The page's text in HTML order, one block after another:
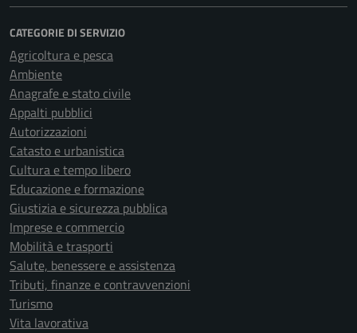
CATEGORIE DI SERVIZIO
Agricoltura e pesca
Ambiente
Anagrafe e stato civile
Appalti pubblici
Autorizzazioni
Catasto e urbanistica
Cultura e tempo libero
Educazione e formazione
Giustizia e sicurezza pubblica
Imprese e commercio
Mobilità e trasporti
Salute, benessere e assistenza
Tributi, finanze e contravvenzioni
Turismo
Vita lavorativa